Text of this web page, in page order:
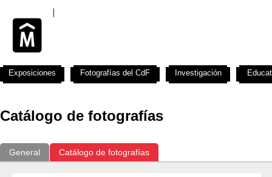
Catálogo de fotografías
General Catálogo de fotografías
Exposiciones Fotografías del CdF Investigación